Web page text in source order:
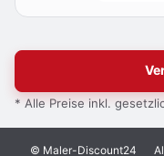
* Alle Preise inkl.
© Maler-Discount24